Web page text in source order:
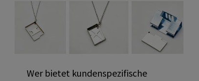
Wer bietet kundenspezifische